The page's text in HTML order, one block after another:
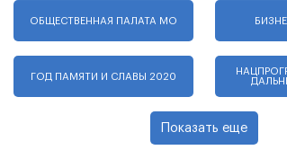
ОБЩЕСТВЕННАЯ ПАЛАТА МО
ГОД ПАМЯТИ И СЛАВЫ 2020
Показать еще